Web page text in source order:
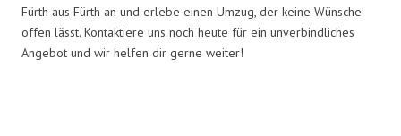
Fürth aus Fürth an und erlebe einen Umzug, der keine Wünsche
offen lässt. Kontaktiere uns noch heute für ein unverbindliches
Angebot und wir helfen dir gerne weiter!